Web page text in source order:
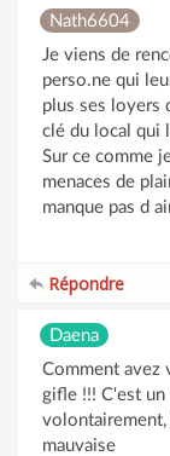
Nath6604
Je viens de
perso.ne qui
plus ses loyers
clé du local qui
Sur ce comme
menaces de
manque pas d
Répondre
Daena
Comment avez
gifle !!! C'est un
mauvaise